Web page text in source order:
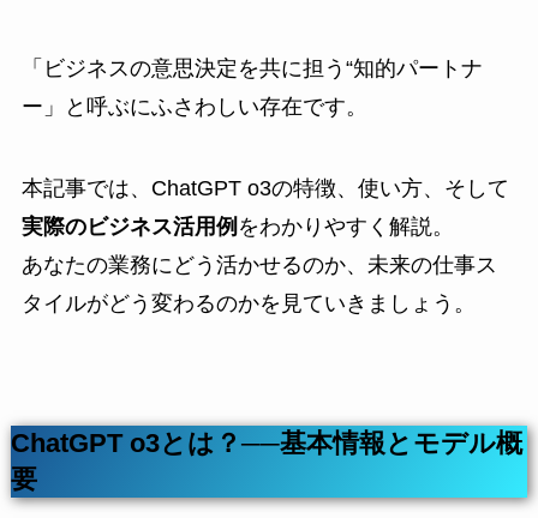
「ビジネスの意思決定を共に担う“知的パートナ
ー」と呼ぶにふさわしい存在です。
本記事では、ChatGPT o3の特徴、使い方、そして
実際のビジネス活用例 をわかりやすく解説。
あなたの業務にどう活かせるのか、未来の仕事ス
タイルがどう変わるのかを見ていきましょう。
ChatGPT o3とは？──基本情報とモデル概
要